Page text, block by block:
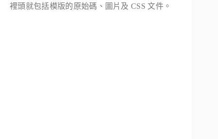
裡頭就包括模版的原始碼、圖片及 CSS 文件。